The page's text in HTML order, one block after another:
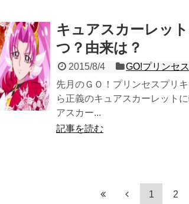
キュアスカーレッ
つ？由来は？
2015/8/4 GO!プリンセ
先月のＧＯ！プリンセスプリ
ら正義のキュアスカーレット
アスカー...
記事を読む
1 2